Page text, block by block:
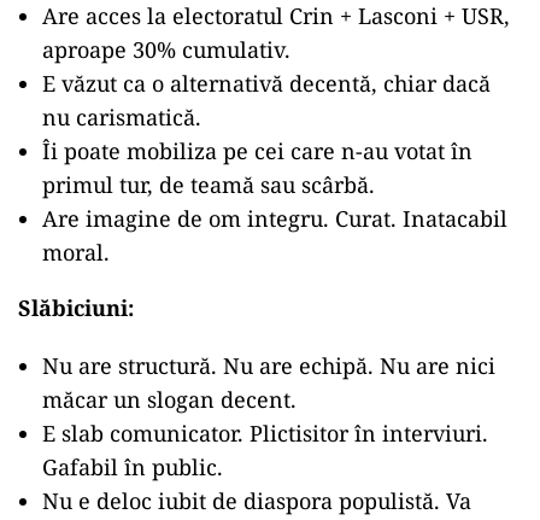
Are acces la electoratul Crin + Lasconi + USR,
aproape 30% cumulativ.
E văzut ca o alternativă decentă, chiar dacă
nu carismatică.
Îi poate mobiliza pe cei care n-au votat în
primul tur, de teamă sau scârbă.
Are imagine de om integru. Curat. Inatacabil
moral.
Slăbiciuni:
Nu are structură. Nu are echipă. Nu are nici
măcar un slogan decent.
E slab comunicator. Plictisitor în interviuri.
Gafabil în public.
Nu e deloc iubit de diaspora populistă. Va